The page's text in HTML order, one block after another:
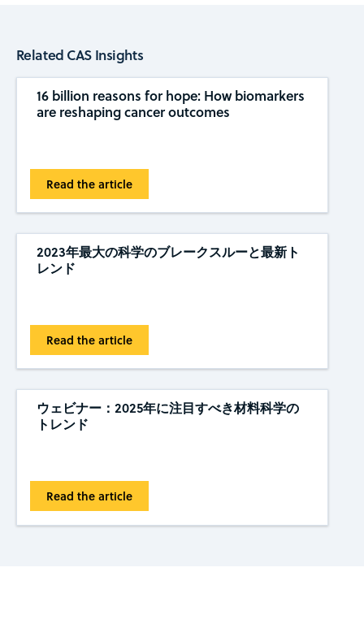
Related CAS Insights
16 billion reasons for hope: How biomarkers
are reshaping cancer outcomes
Read the article
2023年最大の科学のブレークスルーと最新ト
レンド
Read the article
ウェビナー：2025年に注目すべき材料科学の
トレンド
Read the article